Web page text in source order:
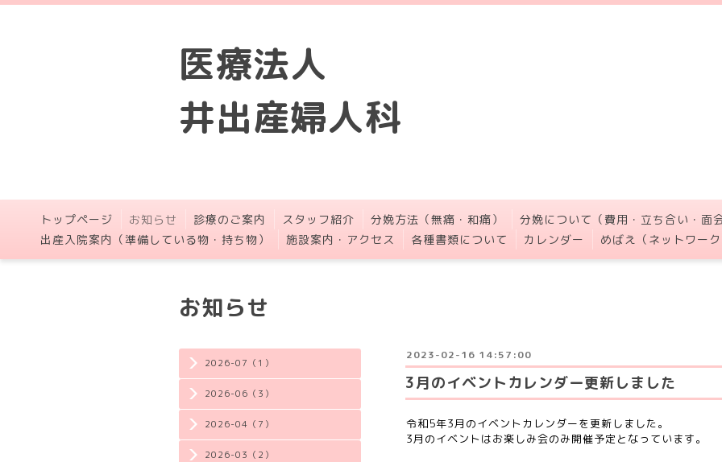
医療法人
井出産婦人科
トップページ お知らせ 診療のご案内 スタッフ紹介 分娩方法（無痛・和痛） 分娩について（費用・立ち合い・面会
出産入院案内（準備している物・持ち物）
施設案内・アクセス 各種書類について カレンダー めばえ（ネットワー
2026-07（1）
2026-06（3）
2026-04（7）
2026-03（2）
お知らせ
2023-02-16 14:57:00
3月のイベントカレンダー更新しました
令和5年3月のイベントカレンダーを更新しました。
3月のイベントはお楽しみ会のみ開催予定となっています。